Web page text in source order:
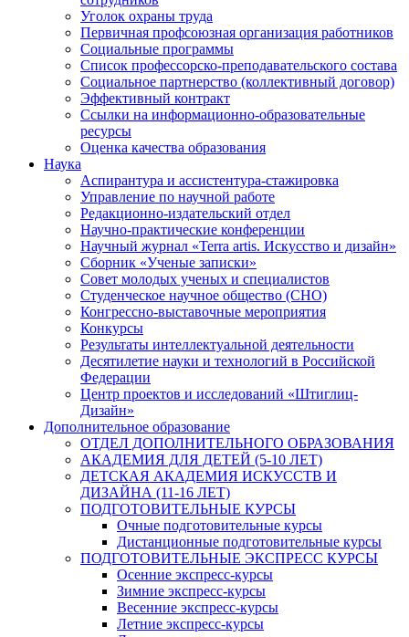
Уголок охраны труда
Первичная профсоюзная организация работников
Социальные программы
Список профессорско-преподавательского состава
Социальное партнерство (коллективный договор)
Эффективный контракт
Ссылки на информационно-образовательные
ресурсы
Оценка качества образования
Наука
Аспирантура и ассистентура-стажировка
Управление по научной работе
Редакционно-издательский отдел
Научно-практические конференции
Научный журнал «Terra artis. Искусство и дизайн»
Сборник «Ученые записки»
Совет молодых ученых и специалистов
Студенческое научное общество (СНО)
Конгрессно-выставочные мероприятия
Конкурсы
Результаты интеллектуальной деятельности
Десятилетие науки и технологий в Российской
Федерации
Центр проектов и исследований «Штиглиц-
Дизайн»
Дополнительное образование
ОТДЕЛ ДОПОЛНИТЕЛЬНОГО ОБРАЗОВАНИЯ
АКАДЕМИЯ ДЛЯ ДЕТЕЙ (5-10 ЛЕТ)
ДЕТСКАЯ АКАДЕМИЯ ИСКУССТВ И
ДИЗАЙНА (11-16 ЛЕТ)
ПОДГОТОВИТЕЛЬНЫЕ КУРСЫ
Очные подготовительные курсы
Дистанционные подготовительные курсы
ПОДГОТОВИТЕЛЬНЫЕ ЭКСПРЕСС КУРСЫ
Осенние экспресс-курсы
Зимние экспресс-курсы
Весенние экспресс-курсы
Летние экспресс-курсы